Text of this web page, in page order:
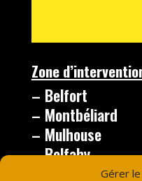
Gérer
Zone
– Belfort
– Montbéliard
– Mulhouse
– Belfahy